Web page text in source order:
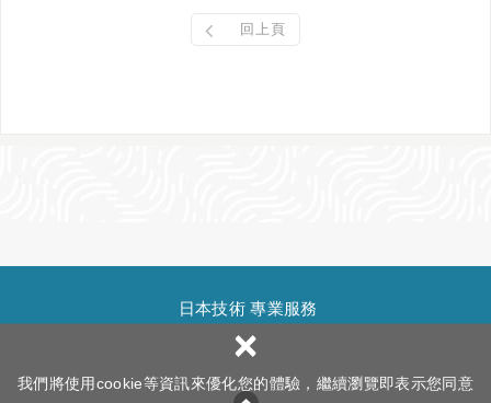
我們將使用cookie等資訊來優化您的體驗，繼續瀏覽即表示您同意
×
回上頁
日本技術 專業服務
Copyright © Yarhmong Co.ltdAll Rights Reserved. 隱私權政策網頁設